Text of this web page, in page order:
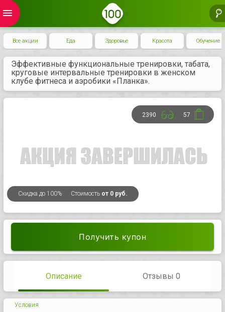
menu
Все акции Еда Здоровье Красота Обучение
Эффективные функциональные тренировки, табата,
круговые интервальные тренировки в женском
клубе фитнеса и аэробики «Планка».
Скидка до 100% Стоимость от 0 руб.
2390 57
Получить купон
Описание Отзывы 0
Условия